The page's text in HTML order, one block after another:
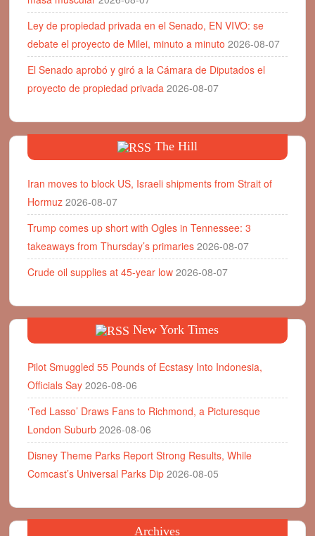
Ley de propiedad privada en el Senado, EN VIVO: se
debate el proyecto de Milei, minuto a minuto 2026-08-07
El Senado aprobó y giró a la Cámara de Diputados el
proyecto de propiedad privada 2026-08-07
The Hill
Iran moves to block US, Israeli shipments from Strait of
Hormuz 2026-08-07
Trump comes up short with Ogles in Tennessee: 3
takeaways from Thursday’s primaries 2026-08-07
Crude oil supplies at 45-year low 2026-08-07
New York Times
Pilot Smuggled 55 Pounds of Ecstasy Into Indonesia,
Officials Say 2026-08-06
‘Ted Lasso’ Draws Fans to Richmond, a Picturesque
London Suburb 2026-08-06
Disney Theme Parks Report Strong Results, While
Comcast’s Universal Parks Dip 2026-08-05
Archives